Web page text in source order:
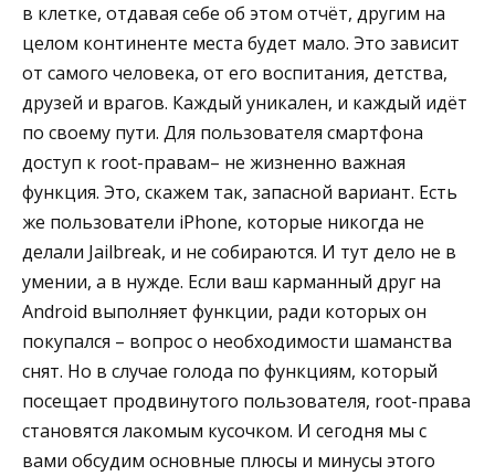
в клетке, отдавая себе об этом отчёт, другим на
целом континенте места будет мало. Это зависит
от самого человека, от его воспитания, детства,
друзей и врагов. Каждый уникален, и каждый идёт
по своему пути. Для пользователя смартфона
доступ к root-правам– не жизненно важная
функция. Это, скажем так, запасной вариант. Есть
же пользователи iPhone, которые никогда не
делали Jailbreak, и не собираются. И тут дело не в
умении, а в нужде. Если ваш карманный друг на
Android выполняет функции, ради которых он
покупался – вопрос о необходимости шаманства
снят. Но в случае голода по функциям, который
посещает продвинутого пользователя, root-права
становятся лакомым кусочком. И сегодня мы с
вами обсудим основные плюсы и минусы этого